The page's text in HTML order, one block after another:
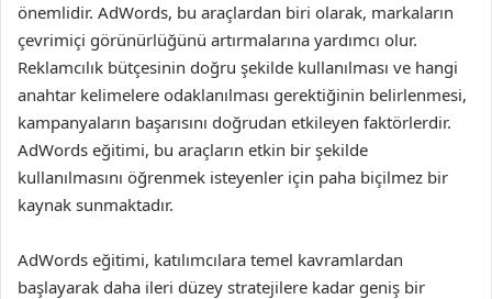
önemlidir. AdWords, bu araçlardan biri olarak, markaların
çevrimiçi görünürlüğünü artırmalarına yardımcı olur.
Reklamcılık bütçesinin doğru şekilde kullanılması ve hangi
anahtar kelimelere odaklanılması gerektiğinin belirlenmesi,
kampanyaların başarısını doğrudan etkileyen faktörlerdir.
AdWords eğitimi, bu araçların etkin bir şekilde
kullanılmasını öğrenmek isteyenler için paha biçilmez bir
kaynak sunmaktadır.
AdWords eğitimi, katılımcılara temel kavramlardan
başlayarak daha ileri düzey stratejilere kadar geniş bir